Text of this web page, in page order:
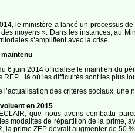
le ministère a lancé un processus
moyens ». Dans les instances, au
s’amplifient avec la crise.
6 juin 2014 officialise le maintien du
REP+ là où les difficultés sont les plus
l’actualisation des critères sociaux,
en 2015
que nous avons combattu
modalités de répartition de la prime,
la prime ZEP devrait augmenter de 50